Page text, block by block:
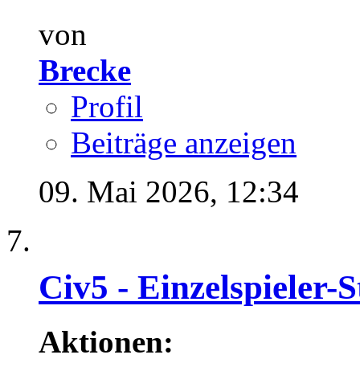
von
Brecke
Profil
Beiträge anzeigen
09. Mai 2026, 12:34
Civ5 - Einzelspieler-
Aktionen: